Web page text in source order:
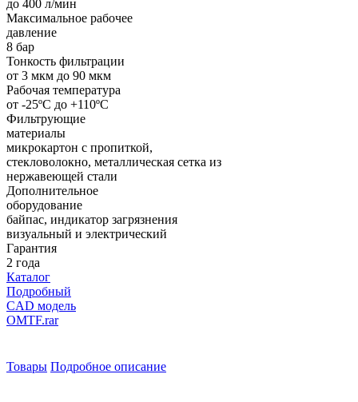
до 400 л/мин
Максимальное рабочее
давление
8 бар
Тонкость фильтрации
от 3 мкм до 90 мкм
Рабочая температура
от -25ºС до +110ºС
Фильтрующие
материалы
микрокартон с пропиткой,
стекловолокно, металлическая сетка из
нержавеющей стали
Дополнительное
оборудование
байпас, индикатор загрязнения
визуальный и электрический
Гарантия
2 года
Каталог
Подробный
CAD модель
OMTF.rar
Товары Подробное описание